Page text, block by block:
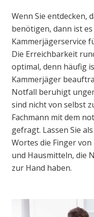
Wenn Sie entdecken,
benötigen, dann ist
Kammerjägerservice
Die Erreichbarkeit
optimal, denn häufig
Kammerjäger
Notfall beruhigt
sind nicht von selbst
Fachmann mit dem
gefragt. Lassen Sie
Wortes die Finger
und Hausmitteln, die
zur Hand haben.